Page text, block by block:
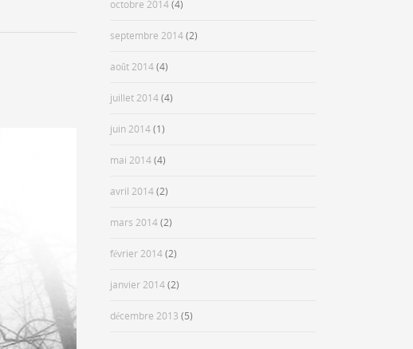
octobre 2014(4)
septembre 2014(2)
août 2014(4)
juillet 2014(4)
juin 2014(1)
mai 2014(4)
avril 2014(2)
mars 2014(2)
février 2014(2)
janvier 2014(2)
décembre 2013 (5)